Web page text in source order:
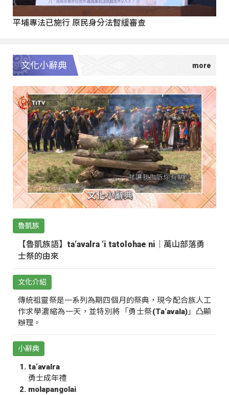
平埔專法已施行 原民身分法暫緩審查
文化小辭典
魯凱族
【魯凱族語】ta‘avalra ‘i tatolohae ni｜萬山部落勇
士祭的由來
文化介紹
傳統祖靈祭是一系列為期四個月的祭典，現今配合族人工
作求學濃縮為一天，並特別將「勇士祭(Ta‘avala)」凸顯
辦理。
小辭典
ta‘avalra
勇士成年禮
molapangolai